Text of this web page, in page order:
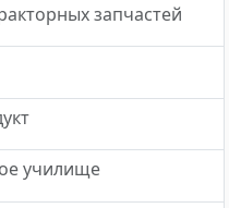
запчастей
училище